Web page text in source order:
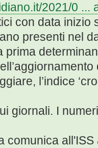
2021/0 ...
con data inizio
presenti nel
prima
l’indice
giornali. I
comunica